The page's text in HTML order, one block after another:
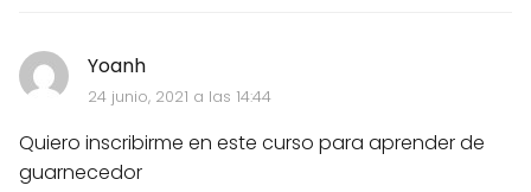
Yoanh
24 junio, 2021 a las 14:44
Quiero inscribirme en este curso para aprender de
guarnecedor